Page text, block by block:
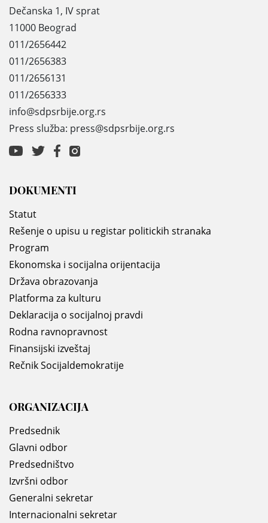
Dečanska 1, IV sprat
11000 Beograd
011/2656442
011/2656383
011/2656131
011/2656333
info@sdpsrbije.org.rs
Press služba: press@sdpsrbije.org.rs
DOKUMENTI
Statut
Rešenje o upisu u registar politickih stranaka
Program
Ekonomska i socijalna orijentacija
Država obrazovanja
Platforma za kulturu
Deklaracija o socijalnoj pravdi
Rodna ravnopravnost
Finansijski izveštaj
Rečnik Socijaldemokratije
ORGANIZACIJA
Predsednik
Glavni odbor
Predsedništvo
Izvršni odbor
Generalni sekretar
Internacionalni sekretar